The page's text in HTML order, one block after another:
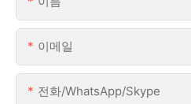
이메일
전화/WhatsApp/Skype